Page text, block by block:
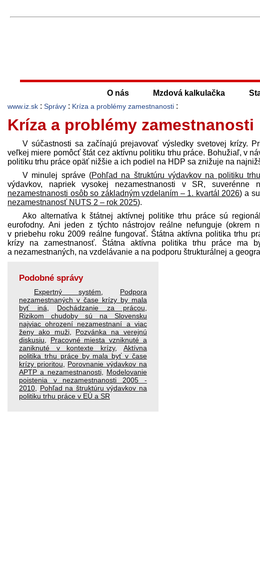
O nás Mzdová kalkulačka
www.iz.sk : Správy : Kríza a problémy zamestnanosti :
Kríza a problémy zamestnanosti
V súčastnosti sa začínajú prejavovať výsledky svetovej krízy.
veľkej miere pomôcť štát cez aktívnu politiku trhu práce. Bohužiaľ, v
politiku trhu práce opäť nižšie a ich podiel na HDP sa znižuje na
V minulej správe (Pohľad na štruktúru výdavkov na politiku
výdavkov, napriek vysokej nezamestnanosti v SR, suverénne
nezamestnanosti osôb so základným vzdelaním – 1. kvartál 2026) a
nezamestnanosť NUTS 2 – rok 2025).
Ako alternatíva k štátnej aktívnej politike trhu práce sú
eurofodny. Ani jeden z týchto nástrojov reálne nefunguje (okrem
v priebehu roku 2009 reálne fungovať. Štátna aktívna politika trhu
krízy na zamestnanosť. Štátna aktívna politika trhu práce ma
a nezamestnaných, na vzdelávanie a na podporu štrukturálnej a
Podobné správy
Expertný systém
Podpora
nezamestnaných v čase krízy by mala
byť iná
Dochádzanie za prácou
Rizikom chudoby sú na Slovensku
najviac ohrození nezamestnaní a viac
ženy ako muži, Pozvánka na verejnú
diskusiu
Pracovné miesta vzniknuté a
zaniknuté v kontexte krízy, Aktívna
politika trhu práce by mala byť v čase
krízy prioritou
Porovnanie výdavkov na
APTP a nezamestnanosti, Modelovanie
poistenia v nezamestnanosti 2005 -
2010
Pohľad na štruktúru výdavkov na
politiku trhu práce v EÚ a SR